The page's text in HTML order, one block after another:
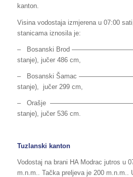
kanton.
Visina vodostaja izmjerena u 07:00
stanicama iznosila je:
– Bosanski Brod ——————————
stanje), jučer 486 cm,
– Bosanski Šamac —————————
stanje), jučer 299 cm,
– Orašje —————————————-
stanje), jučer 536 cm.
Tuzlanski kanton
Vodostaj na brani HA Modrac jutros u
m.n.m.. Tačka preljeva je 200 m.n.m..